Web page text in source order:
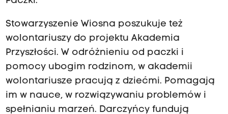
Stowarzyszenie Wiosna poszukuje też
wolontariuszy do projektu Akademia
Przyszłości. W odróżnieniu od paczki i
pomocy ubogim rodzinom, w akademii
wolontariusze pracują z dziećmi. Pomagają
im w nauce, w rozwiązywaniu problemów i
spełnianiu marzeń. Darczyńcy fundują
o
n
a
t
a
r
i
u